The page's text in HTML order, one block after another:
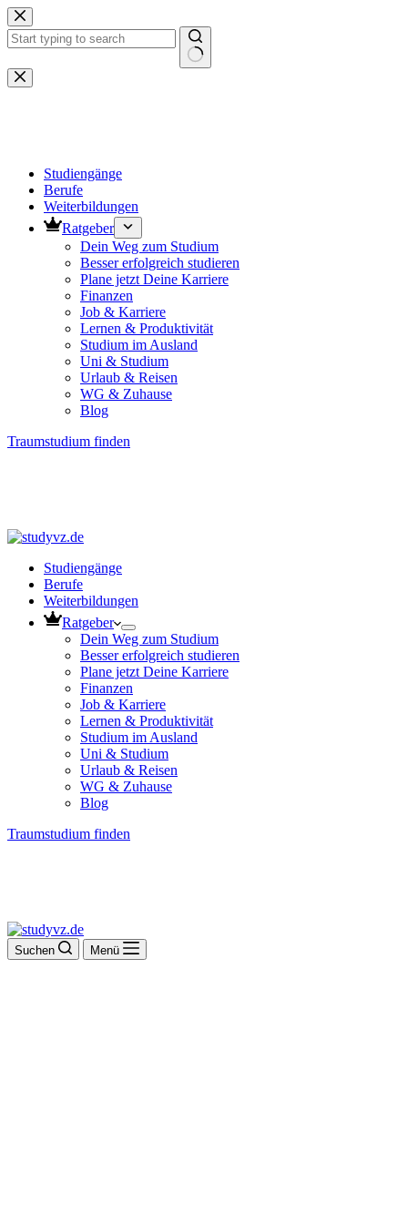
Zum
Inhalt
springen
Keine
Ergebnisse
Studiengänge
Berufe
Weiterbildungen
Ratgeber
Dein Weg zum Studium
Besser erfolgreich studieren
Plane jetzt Deine Karriere
Finanzen
Job & Karriere
Lernen & Produktivität
Studium im Ausland
Uni & Studium
Urlaub & Reisen
WG & Zuhause
Blog
Traumstudium finden
Studiengänge
Berufe
Weiterbildungen
Ratgeber
Dein Weg zum Studium
Besser erfolgreich studieren
Plane jetzt Deine Karriere
Finanzen
Job & Karriere
Lernen & Produktivität
Studium im Ausland
Uni & Studium
Urlaub & Reisen
WG & Zuhause
Blog
Traumstudium finden
Suchen Menü